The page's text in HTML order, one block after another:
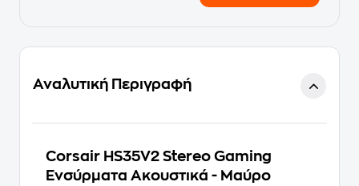
Αναλυτική Περιγραφή
Corsair HS35V2 Stereo Gaming
Ενσύρματα Ακουστικά - Μαύρο